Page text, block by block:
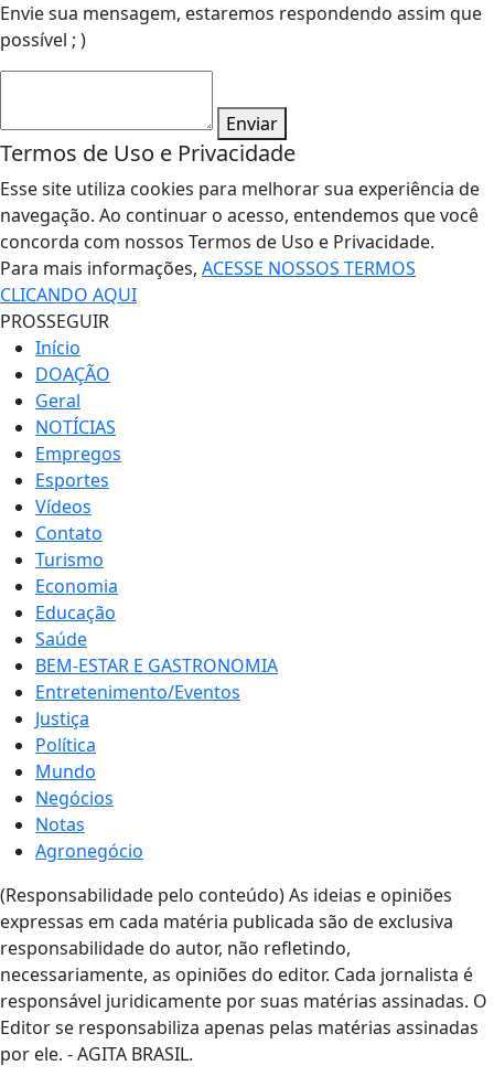
Envie sua mensagem, estaremos respondendo assim que
possível ; )
Enviar
Termos de Uso e Privacidade
Esse site utiliza cookies para melhorar sua experiência de
navegação. Ao continuar o acesso, entendemos que você
concorda com nossos Termos de Uso e Privacidade.
Para mais informações, ACESSE NOSSOS TERMOS
CLICANDO AQUI
PROSSEGUIR
Início
DOAÇÃO
Geral
NOTÍCIAS
Empregos
Esportes
Vídeos
Contato
Turismo
Economia
Educação
Saúde
BEM-ESTAR E GASTRONOMIA
Entretenimento/Eventos
Justiça
Política
Mundo
Negócios
Notas
Agronegócio
(Responsabilidade pelo conteúdo) As ideias e opiniões
expressas em cada matéria publicada são de exclusiva
responsabilidade do autor, não refletindo,
necessariamente, as opiniões do editor. Cada jornalista é
responsável juridicamente por suas matérias assinadas. O
Editor se responsabiliza apenas pelas matérias assinadas
por ele. - AGITA BRASIL.